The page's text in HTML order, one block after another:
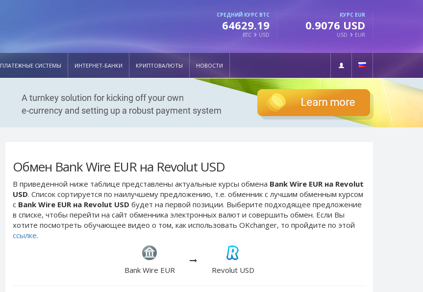
СРЕДНИЙ КУРС BTC
64629.19
BTC USD
КУРС EUR
0.9076 USD
USD EUR
ПЛАТЕЖНЫЕ СИСТЕМЫ ИНТЕРНЕТ-БАНКИ КРИПТОВАЛЮТЫ НОВОСТИ
Обмен Bank Wire EUR на Revolut USD
В приведенной ниже таблице представлены актуальные курсы обмена Bank Wire EUR на Revolut
USD. Список сортируется по наилучшему предложению, т.е. обменник с лучшим обменным курсом
с Bank Wire EUR на Revolut USD будет на первой позиции. Выберите подходящее предложение
в списке, чтобы перейти на сайт обменника электронных валют и совершить обмен. Если Вы
хотите посмотреть обучающее видео о том, как использовать OKchanger, то пройдите по этой
ссылке.
Bank Wire EUR Revolut USD